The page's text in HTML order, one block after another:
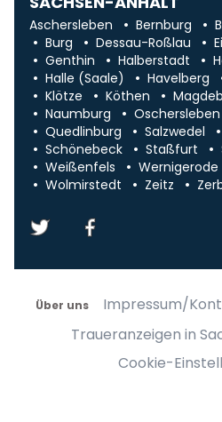
Aschersleben Bernburg
Burg
Dessau-Roßlau
Genthin
Halberstadt
Halle (Saale)
Havelberg
Klötze
Köthen
Naumburg
Oschersleben
Quedlinburg
Salzwedel
Schönebeck
Staßfurt
Weißenfels
Wernigerode
Wolmirstedt
Zeitz
Über uns Impressum/
Traueranzeigen in
Cookie-